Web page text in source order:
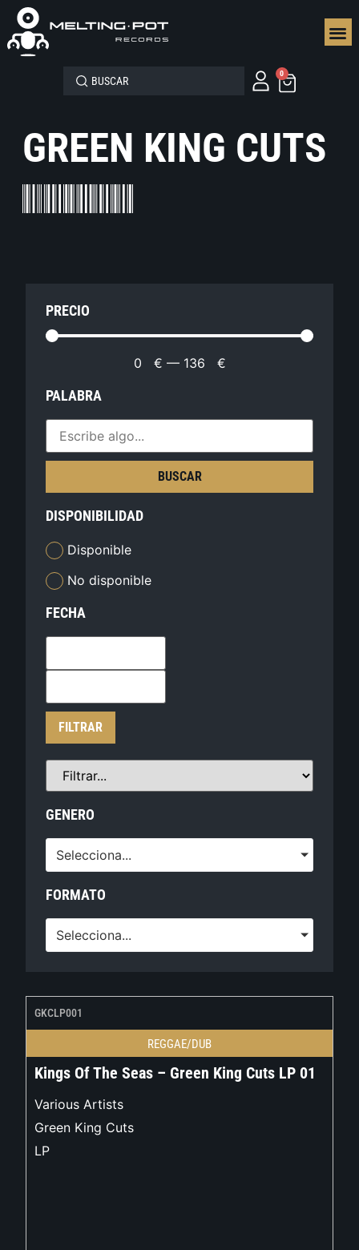
0
GREEN KING CUTS
PRECIO
0 € — 136 €
PALABRA
BUSCAR
DISPONIBILIDAD
Disponible
No disponible
FECHA
FILTRAR
GENERO
Selecciona...
FORMATO
Selecciona...
GKCLP001
REGGAE/DUB
Kings Of The Seas – Green King Cuts LP 01
Various Artists
Green King Cuts
LP